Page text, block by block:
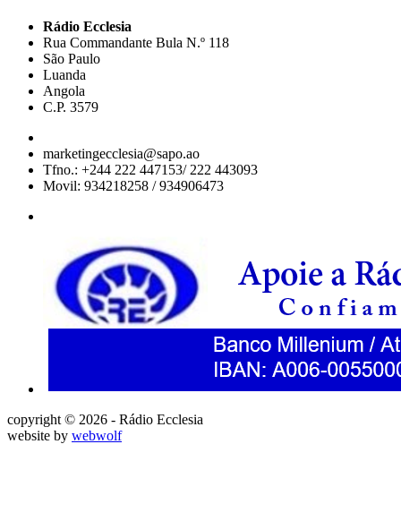
Rádio Ecclesia
Rua Commandante Bula N.º 118
São Paulo
Luanda
Angola
C.P. 3579
marketingecclesia@sapo.ao
Tfno.: +244 222 447153/ 222 443093
Movil: 934218258 / 934906473
copyright © 2026 - Rádio Ecclesia
website by webwolf